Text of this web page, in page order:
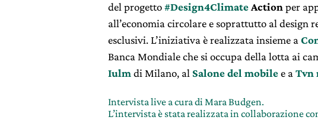
del progetto#Design4ClimateAction per
all’economia circolare e soprattutto al design
esclusivi. L’iniziativa è realizzata insieme a
Banca Mondiale che si occupa della lotta ai
Iulm di Milano, al Salone del mobilee a Tvn
Intervista live a cura di Mara Budgen.
L’intervista è stata realizzata in collaborazione